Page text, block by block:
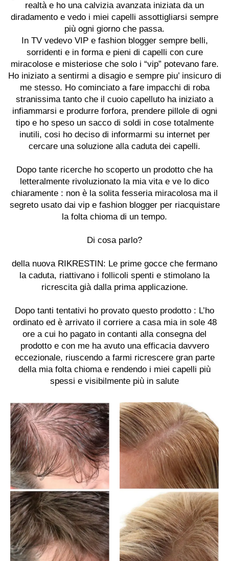
realtà e ho una calvizia avanzata iniziata da un
diradamento e vedo i miei capelli assottigliarsi sempre
più ogni giorno che passa.
In TV vedevo VIP e fashion blogger sempre belli,
sorridenti e in forma e pieni di capelli con cure
miracolose e misteriose che solo i “vip” potevano fare.
Ho iniziato a sentirmi a disagio e sempre piu’ insicuro di
me stesso. Ho cominciato a fare impacchi di roba
stranissima tanto che il cuoio capelluto ha iniziato a
infiammarsi e produrre forfora, prendere pillole di ogni
tipo e ho speso un sacco di soldi in cose totalmente
inutili, cosi ho deciso di informarmi su internet per
cercare una soluzione alla caduta dei capelli.
Dopo tante ricerche ho scoperto un prodotto che ha
letteralmente rivoluzionato la mia vita e ve lo dico
chiaramente : non è la solita fesseria miracolosa ma il
segreto usato dai vip e fashion blogger per riacquistare
la folta chioma di un tempo.
Di cosa parlo?
della nuova RIKRESTIN: Le prime gocce che fermano
la caduta, riattivano i follicoli spenti e stimolano la
ricrescita già dalla prima applicazione.
Dopo tanti tentativi ho provato questo prodotto : L’ho
ordinato ed è arrivato il corriere a casa mia in sole 48
ore a cui ho pagato in contanti alla consegna del
prodotto e con me ha avuto una efficacia davvero
eccezionale, riuscendo a farmi ricrescere gran parte
della mia folta chioma e rendendo i miei capelli più
spessi e visibilmente più in salute